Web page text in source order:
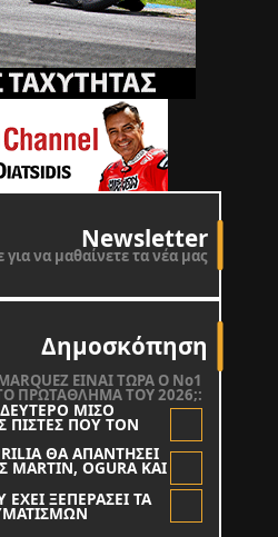
Newsletter
για να μαθαίνετε τα νέα μας
Δημοσκόπηση
ΕΙΝΑΙ ΤΩΡΑ Ο Νο1
ΠΡΩΤΑΘΛΗΜΑ ΤΟΥ 2026;:
ΜΙΣΟ
ΠΙΣΤΕΣ ΠΟΥ ΤΟΝ
ΘΑ ΑΠΑΝΤΗΣΕΙ
OGURA KAI
ΞΕΠΕΡΑΣΕΙ ΤΑ